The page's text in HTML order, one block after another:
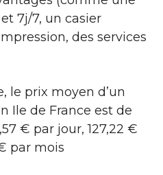
7j/7, un casier
des services
le prix moyen d’un
Ile de France est de
€ par jour, 127,22 €
par mois